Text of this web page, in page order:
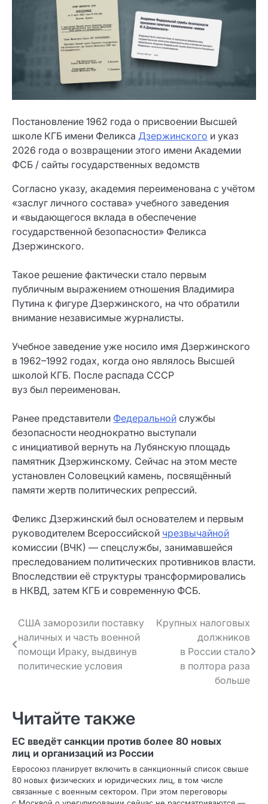
Постановление 1962 года о присвоении Высшей
школе КГБ имени Феликса Дзержинского и указ
2026 года о возвращении этого имени Академии
ФСБ / сайты государственных ведомств
Согласно указу, академия переименована с учётом
«заслуг личного состава» учебного заведения
и «выдающегося вклада в обеспечение
государственной безопасности» Феликса
Дзержинского.
Такое решение фактически стало первым
публичным выражением отношения Владимира
Путина к фигуре Дзержинского, на что обратили
внимание независимые журналисты.
Учебное заведение уже носило имя Дзержинского
в 1962–1992 годах, когда оно являлось Высшей
школой КГБ. После распада СССР
вуз был переименован.
Ранее представители Федеральной службы
безопасности неоднократно выступали
с инициативой вернуть на Лубянскую площадь
памятник Дзержинскому. Сейчас на этом месте
установлен Соловецкий камень, посвящённый
памяти жертв политических репрессий.
Феликс Дзержинский был основателем и первым
руководителем Всероссийской чрезвычайной
комиссии (ВЧК) — спецслужбы, занимавшейся
преследованием политических противников власти.
Впоследствии её структуры трансформировались
в НКВД, затем КГБ и современную ФСБ.
Навигация
по записям
США заморозили поставку
наличных и часть военной
помощи Ираку, выдвинув
политические условия
Крупных налоговых
должников
в России стало
в полтора раза
больше
Читайте также
ЕС введёт санкции против более 80 новых
лиц и организаций из России
Евросоюз планирует включить в санкционный список свыше
80 новых физических и юридических лиц, в том числе
связанные с военным сектором. При этом переговоры